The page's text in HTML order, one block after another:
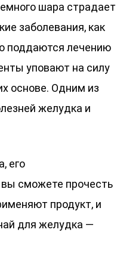
шара страдает
заболевания, как
поддаются лечению
уповают на силу
основе. Одним из
желудка и
его
сможете прочесть
продукт, и
для желудка —